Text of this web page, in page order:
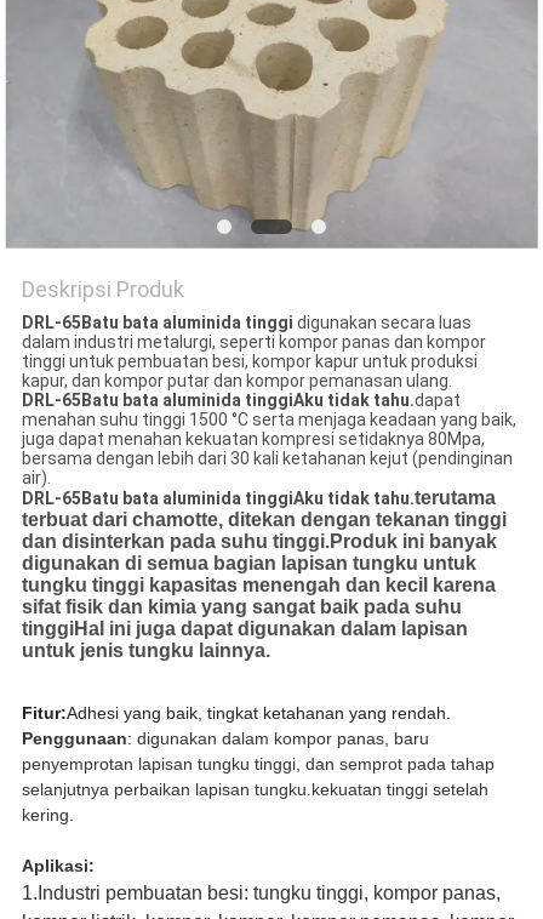
Deskripsi Produk
DRL-65 Batu bata aluminida tinggi digunakan secara luas
dalam industri metalurgi, seperti kompor panas dan kompor
tinggi untuk pembuatan besi, kompor kapur untuk produksi
kapur, dan kompor putar dan kompor pemanasan ulang.
DRL-65 Batu bata aluminida tinggiAku tidak tahu.dapat
menahan suhu tinggi 1500 °C serta menjaga keadaan yang baik,
juga dapat menahan kekuatan kompresi setidaknya 80Mpa,
bersama dengan lebih dari 30 kali ketahanan kejut (pendinginan
air).
DRL-65 Batu bata aluminida tinggiAku tidak tahu.terutama
terbuat dari chamotte, ditekan dengan tekanan tinggi
dan disinterkan pada suhu tinggi.Produk ini banyak
digunakan di semua bagian lapisan tungku untuk
tungku tinggi kapasitas menengah dan kecil karena
sifat fisik dan kimia yang sangat baik pada suhu
tinggiHal ini juga dapat digunakan dalam lapisan
untuk jenis tungku lainnya.
Fitur:Adhesi yang baik, tingkat ketahanan yang rendah.
Penggunaan: digunakan dalam kompor panas, baru
penyemprotan lapisan tungku tinggi, dan semprot pada tahap
selanjutnya perbaikan lapisan tungku.kekuatan tinggi setelah
kering.
Aplikasi:
1.Industri pembuatan besi: tungku tinggi, kompor panas,